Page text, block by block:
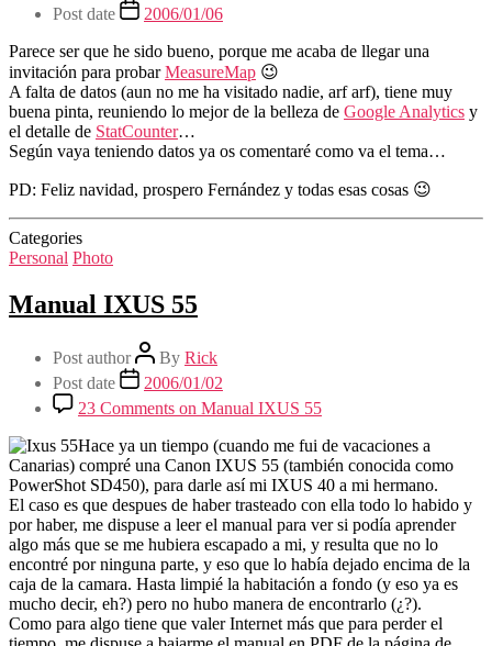
Post date
2006/01/06
Parece ser que he sido bueno, porque me acaba de llegar una
invitación para probarMeasureMap 😉
A falta de datos (aun no me ha visitado nadie, arf arf), tiene muy
buena pinta, reuniendo lo mejor de la belleza de Google Analytics y
el detalle de StatCounter…
Según vaya teniendo datos ya os comentaré como va el tema…
PD: Feliz navidad, prospero Fernández y todas esas cosas 😉
Categories
Personal Photo
Manual IXUS 55
Post author By Rick
Post date
2006/01/02
23 Comments on Manual IXUS 55
Hace ya un tiempo (cuando me fui de vacaciones a
Canarias) compré una Canon IXUS 55 (también conocida como
PowerShot SD450), para darle así mi IXUS 40 a mi hermano.
El caso es que despues de haber trasteado con ella todo lo habido y
por haber, me dispuse a leer el manual para ver si podía aprender
algo más que se me hubiera escapado a mi, y resulta que no lo
encontré por ninguna parte, y eso que lo había dejado encima de la
caja de la camara. Hasta limpié la habitación a fondo (y eso ya es
mucho decir, eh?) pero no hubo manera de encontrarlo (¿?).
Como para algo tiene que valer Internet más que para perder el